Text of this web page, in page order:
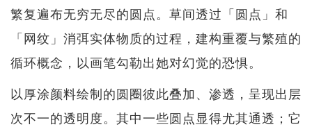
繁复遍布无穷无尽的圆点。草间透过「圆点」和
「网纹」消弭实体物质的过程，建构重覆与繁殖的
循环概念，以画笔勾勒出她对幻觉的恐惧。
以厚涂颜料绘制的圆圈彼此叠加、渗透，呈现出层
次不一的透明度。其中一些圆点显得尤其通透；它